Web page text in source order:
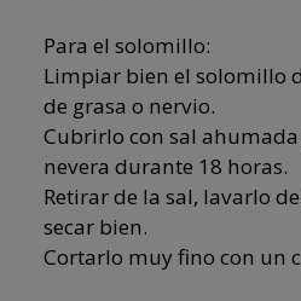
Para el solomillo:
Limpiar bien el solomillo
de grasa o nervio.
Cubrirlo con sal
nevera durante 18 horas.
Retirar de la sal, lavarlo
secar bien.
Cortarlo muy fino con un